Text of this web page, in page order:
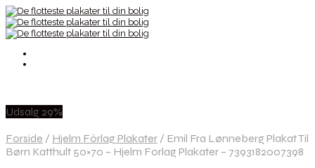
Udsalg 29%
Forside / Hjelm Förlag Plakater / Emil Fra Lønneberg Plakat Til
Børn Katthult 50×70 – Hjelm Forlag Plakater – 7393182007398